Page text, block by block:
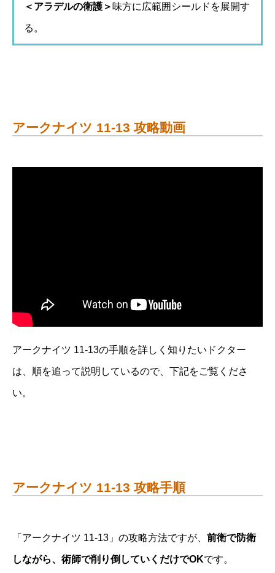
＜アラデルの衛護＞ 味方に広範囲シールドを展開す
る。
アークナイツ 11-13 攻略動画
アークナイツ 11-13の手順を詳しく知りたいドクター
は、順を追って説明しているので、下記をご覧くださ
い。
アークナイツ 11-13 攻略手順
「アークナイツ 11-13」の攻略方法ですが、 前衛で防衛
しながら、術師で削り倒していくだけでOKです。